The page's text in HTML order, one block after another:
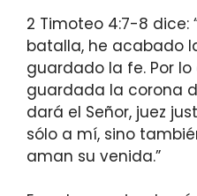
2 Timoteo 4:7-8 dice:
batalla, he acabado
guardado la fe. Por
guardada la corona
dará el Señor, juez
sólo a mí, sino
aman su venida.”